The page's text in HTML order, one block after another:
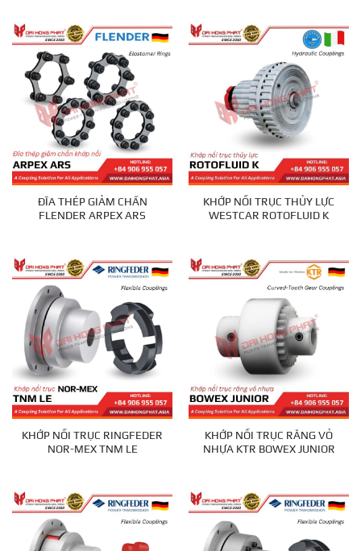
ĐĨA THÉP GIẢM CHẤN
FLENDER ARPEX ARS
KHỚP NỐI TRỤC THỦY LỰC
WESTCAR ROTOFLUID K
KHỚP NỐI TRỤC RINGFEDER
NOR-MEX TNM LE
KHỚP NỐI TRỤC RĂNG VỎ
NHỰA KTR BOWEX JUNIOR